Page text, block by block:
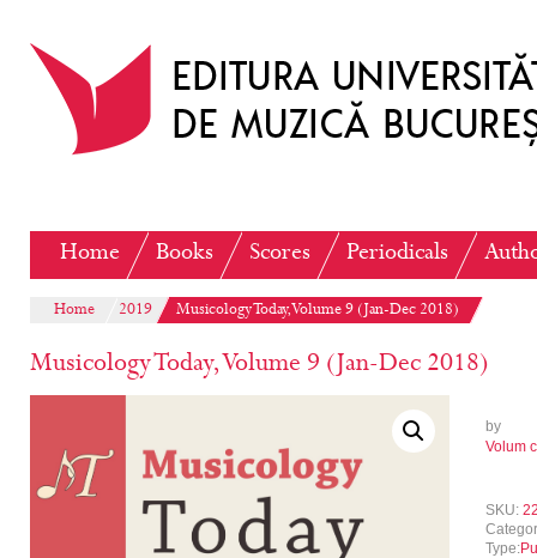
Home Books Scores Periodicals
Home 2019 Musicology Today, Volume 9 (Jan-Dec 2018)
Musicology Today, Volume 9 (Jan-Dec 2018)
by
Volum
SKU:
Type: